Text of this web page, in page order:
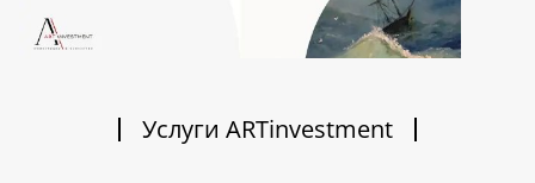
Услуги ARTinvestment